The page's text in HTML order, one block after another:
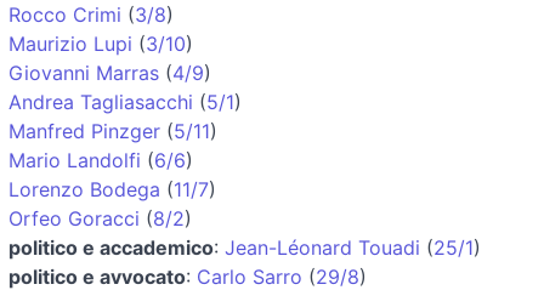
Rocco Crimi (3/8)
Maurizio Lupi (3/10)
Giovanni Marras (4/9)
Andrea Tagliasacchi (5/1)
Manfred Pinzger (5/11)
Mario Landolfi (6/6)
Lorenzo Bodega (11/7)
Orfeo Goracci (8/2)
politico e accademico: Jean-Léonard Touadi (25/1)
politico e avvocato: Carlo Sarro (29/8)